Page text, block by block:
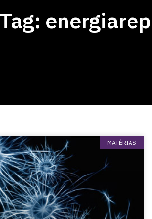
Tag:
MATÉRIAS